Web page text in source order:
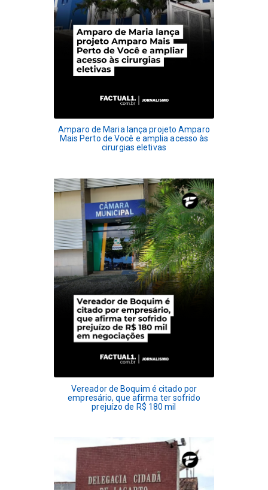
Amparo de Maria lança projeto Amparo
Mais Perto de Você e amplia acesso às
cirurgias eletivas
Vereador de Boquim é citado por
empresário, que afirma ter sofrido
prejuízo de R$ 180 mil